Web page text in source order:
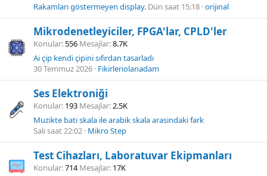
Rakamları göstermeyen display. Dün saat 15:18 orijinal
Mikrodenetleyiciler, FPGA'lar, CPLD'ler
Konular 556 Mesajlar 8.7K
Ai çip kendi çipini sıfırdan tasarladı
30 Temmuz 2026 Fikirleriolanadam
Ses Elektroniği
Konular 193 Mesajlar 2.5K
Muzikte bati skala ile arabik skala arasindaki fark
Salı saat 22:02 Mikro Step
Test Cihazları, Laboratuvar Ekipmanları
Konular 714 Mesajlar 17K